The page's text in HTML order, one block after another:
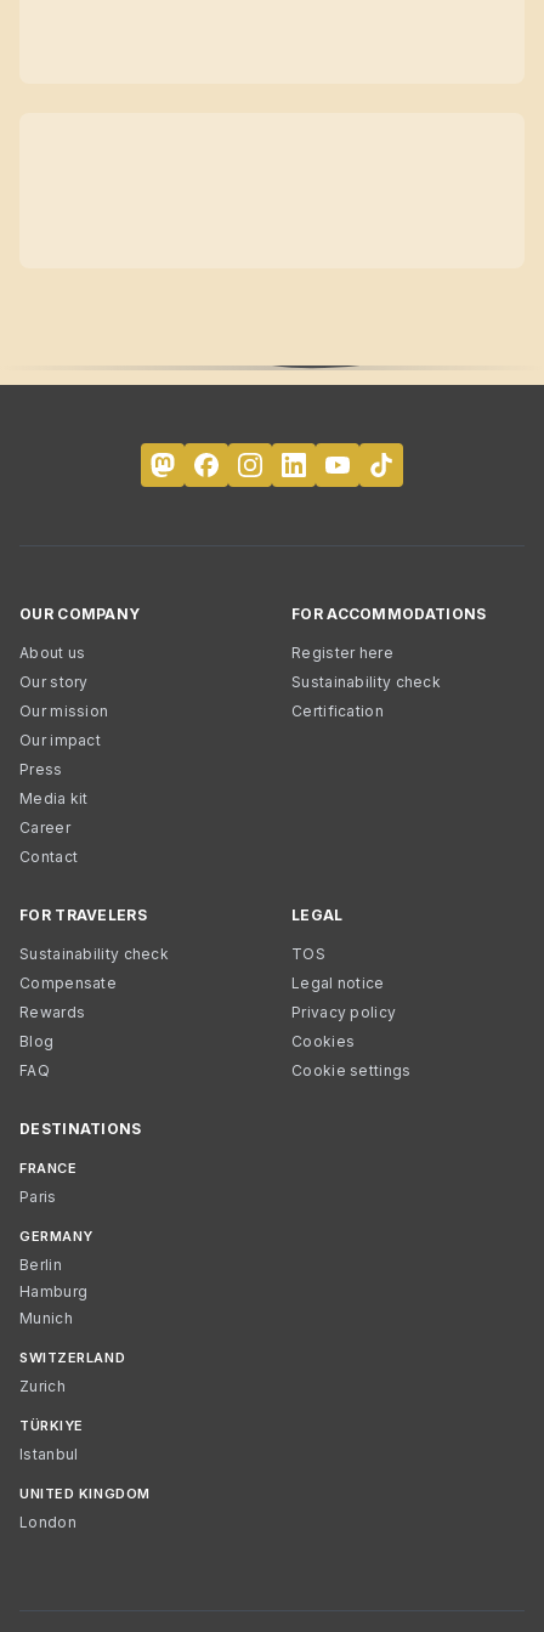
OUR COMPANY
About us
Our story
Our mission
Our impact
Press
Media kit
Career
Contact
FOR ACCOMMODATIONS
Register here
Sustainability check
Certification
FOR TRAVELERS
Sustainability check
Compensate
Rewards
Blog
FAQ
LEGAL
TOS
Legal notice
Privacy policy
Cookies
Cookie settings
DESTINATIONS
FRANCE
Paris
GERMANY
Berlin
Hamburg
Munich
SWITZERLAND
Zurich
TÜRKIYE
Istanbul
UNITED KINGDOM
London